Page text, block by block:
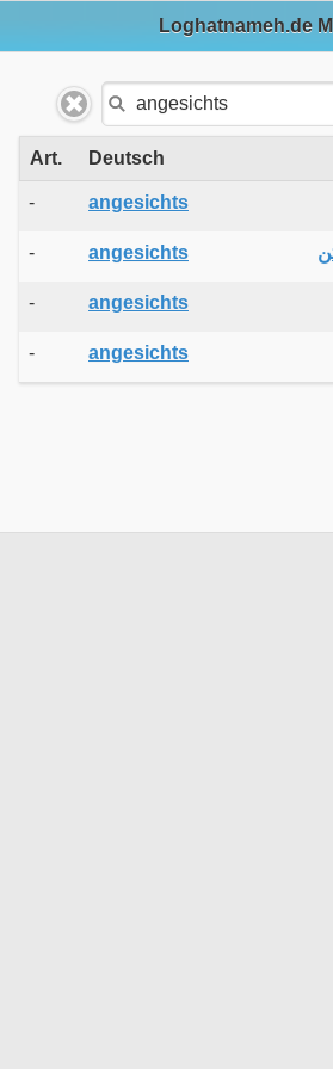
Loghatnameh.de
Art. Deutsch
- angesichts
- angesichts
- angesichts
- angesichts